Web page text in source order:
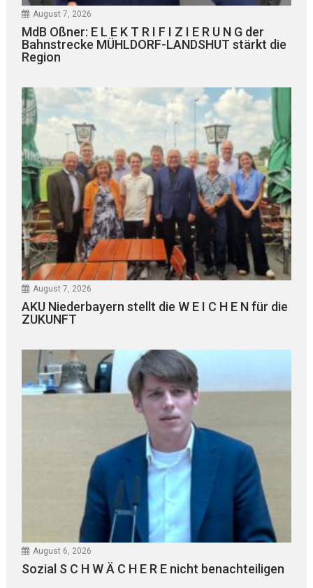
August 7, 2026
MdB Oßner: E L E K T R I F I Z I E R U N G der
Bahnstrecke MÜHLDORF-LANDSHUT stärkt die
Region
August 7, 2026
AKU Niederbayern stellt die W E I C H E N für die
ZUKUNFT
August 6, 2026
Sozial S C H W Ä C H E R E nicht benachteiligen